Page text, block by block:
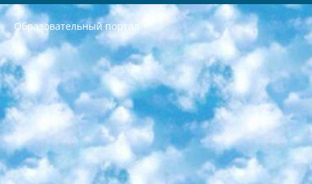
Образовательный портал
РЕСПУБЛИКА УЗБЕКИСТАН МИНИСТРЕРСТВО ДОШКОЛЬНОГО И ШКОЛЬНОГО ОБРАЗОВАНИЯ КОМАНДА в общеобразовательных учреждениях в 2023-2024 учебном году организация и проведение итоговой государственной аттестации обучающихся о Министра дошкольного и школьного образования Республики Узбекистан от 4 марта 2008 года (постановлением Минюста от 20 марта 2008 года № 1778 государственной регистрации) «Итоговое состояние учащихся общего среднего образования на основании положения об утверждении положения об аттестации общего среднего образования выпускной экзамен студентов в образовательных учреждениях в 2023-2024 учебном году В целях организации и прохождения аттестации приказываю: 1. Следующее: перечень предметов, по которым будет проводиться итоговая государственная аттестация и экзамен формы перевода согласно приложению 1; сертификаты международного образца, оценивающие уровень владения иностранными языками перечень согласно приложению 2; 2. Педагогический при специализированных образовательных учреждениях. научно-практический центр квалификации и международной оценки (Д.Давидова) 2024 г. До 25 марта: задания по предметам, по которым будет проводиться итоговая аттестация разработка и утверждение технических условий; итоговая аттестация на основании разработанного предметного задания разработка вопросов по предметам (устно и письменно), экзамен передача; общеобразовательные средние школы и специальные учебные заведения учащиеся выпускных классов школ и интернатов в агентской системе подготовка базы данных экзаменационных материалов и критериев оценки; перевод базы экзаменационных материалов на все языки обучения подать в Республиканский образовательный центр для изготовления; варианты экзаменов на основе разработанных контрольных материалов пусть будут поставлены задачи формирования. 3. Республиканский образовательный центр (Ш.Худайкулов) до 5 апреля 2024 года. до: база данных предоставленных экзаменационных материалов на все языки обучения перевод и экспертиза; для слепых, слабовидящих, глухих, слабослышащих и умственно отсталых детей учащиеся выпускных классов специализированных школ и школ-интернатов база данных экзаменационных материалов на всех преподаваемых языках подготовка критериев оценки; специализированные школы для умственно отсталых детей и технологии для учащихся выпускных классов школ-интернатов разработка соответствующих рекомендаций и критериев проведения ЕГЭ по естествознанию давать задания. 4. Педагогический при специализированных образовательных учреждениях. Научно-практический центр навыков и международной оценки (Д.Давидова), Республика образовательный центр (Худайкулов Ш.) итоговый государственный аттестационный экзамен ориентирован на творческое и логическое мышление при подготовке базы материалов учитывать введение заданий. 5. Следует отметить, что: сертификат государственного образца о знании общеобразовательного предмета и как минимум национальный уровень B1 по предметам на иностранных языках, указанным в Приложении 2. или международно признанный сертификат эквивалентного уровня студенты, изучающие определенный предмет, освобождаются от экзамена; по соответствующим предметам запланирована итоговая государственная аттестация за день до дня, путем жеребьевки Рабочей группой (в письменной форме по предметам, проводимым в форме) из числа сформированных вариантов выбрано 2 варианта; 2 выбранных варианта экзамена анонсированы на официальном сайте министерства и все выпускники по всей стране на основе этих вариантов проводит итоговую государственную аттестацию. 6. Государственное образование учащихся средних общеобразовательных учреждений. знания в соответствии с квалификационными требованиями, которые необходимо приобрести на основании стандартов итоговый (выпускной) контроль для 9 и 11 классов в целях тестирования Экзамены (далее – экзамены) состоят из предметов, перечисленных в приложении 1. будет сделано. 7. Экзамены пройдут с 26 мая по 15 июня 2024 г. (кроме науки физического воспитания). 8. Физическая для учащихся 9 классов общесредних образовательных учреждений. Экзамены по предмету «Образование, квалификация медицина» 1-6 мая 2024 года. сотрудники перевести под присмотр (с отклонениями в физическом или умственном развитии) специализированная школа для детей, школы-интернаты и со сколиозом школы-интернаты санаторного типа для больных детей исключены). 9. Он был слепым, слабовидящим и имел нарушения опорно-двигательного аппарата. экзамены в специализированных школах и интернатах для детей должны проводиться исходя из требований, предъявляемых к общеобразовательным учреждениям (физкультура кроме науки). 10. Специализированная школа для глухих и слабослышащих детей. и экзамены в интернатах и быть реализован в виде письменного теста по математике. 11. Специальность для умственно отсталых детей. Для 9 класса Родной язык и литературное письмо Государственный язык (язык обучения – узбекский). для неклассов) написано Математическое письмо Письменная/устная история Узбекистана Физическое воспитание практично Итоговый контроль Для 11 класса Написание родного языка и литературы (эссе) Математическое письмо Узбекский язык (обучение на узбекском языке) не посещающее общее среднее образование для учреждений)/Образовательное учреждение выбор письменный и устный Иностранный язык письменный/устный Письменная/устная история Узбекистана *По выбору студента:  Химия  Физика  Основы государственного права  География 10 бесплатных образовательных ресурсов - Мы составили подборку онлайн-проектов с интерактивными упражнениями, видеолекциями и статьями. Они помогут вам обрести новые и освежить старые знания бесплатно. 1. «ИНТУИТ» Старейшая образовательная площадка Рунета. Здесь вы найдёте сотни текстовых и видеокурсов на десятки различных тем — от программирования до психологии. Многие курсы подготовлены российскими университетами и крупными международными компаниями вроде Intel и Microsoft. Самостоятельное обучение бесплатное, но желающие могут оплатить услуги персональных наставников. 2. «Смартия» знакомит с актуальными профессиями и подсказывает, как им обучаться. Выбрав заинтересовавшую вас специальность — SMM-специалист, фотограф, веб-дизайнер или другую, — увидите список необходимых для неё умений. Чтобы вы могли освоить их самостоятельно, для каждого умения площадка отображает подборку ссылок на учебные материалы. Хотя «Смартия» ориентируется на русскоязычную аудиторию, часть контента всё же доступна только на английском. 3. «Лекторий Физтеха» Проект Московского физико-технического института (Физтеха). С его помощью вы можете смотреть онлайн серии лекций, записанные на видео в этом вузе. В числе доступных предметов — физика, биология, химия, информационные технологии и другие. К некоторым лекциям администрация ресурса прилагает готовые конспекты, которые можно скачивать в PDF-формате. 4. ITMOcourses Онлайн-площадка Санкт-Петербургского национального исследовательского университета информационных технологий, механики и оптики (ИТМО). Ресурс предоставляет свободный доступ к курсам, разработанным в этом вузе. Каталог материалов разбит на четыре категории: «Оптические системы и технологии», «Приборостроение и робототехника», «Информационные технологии» и «Биотехнологии». Курсы состоят из видеолекций, интерактивных демонстраций и заданий. 5. «КиберЛенинка» Электронная научная библиотека открытого доступа. Каталог площадки регулярно обрастает текстами статей из различных научных изданий. Сгруппированные по журналам и рубрикам публикации можно читать онлайн или скачивать целиком в PDF-формате. Проект нацелен на популяризацию науки за счёт открытого доступа к качественной информации. 6. «ПостНаука» На этом ресурсе публикуют подборки видеолекций, составленные экспертами из разных отраслей и объединённые общими темами. Среди них, к примеру, есть серии «Биоинформатика и геномика», «Культура средневековой Скандинавии» и Cinema Studies о теории кино. Каждая подборка лекций — логически связанная история, рассказанная экспертом от первого лица. Кроме того, на сайте появляются научно-образовательные статьи и тесты на разные темы. 7. «Newочём» Команда проекта «Newочём» отбирает самые интересные тексты из англоязычных СМИ и переводит те из них, за которые голосуют участники сообщества «ВКонтакте». По большей части это научно-популярные статьи. Редакторы придумывают лишь заголовки, в остальном содержание переводов соответствует оригиналам. Полные тексты можно читать прямо в социальной сети. 8. InternetUrok Онлайн-база материалов по основным дисциплинам школьной программы. Информация на сайте структурирована по классам, предметам и темам (урокам). Каждый урок состоит из видеолекций и конспектов. Есть также интерактивные тренажёры и тесты для закрепления пройденного материала. Даже если вы давно окончили школу, возможность повторить программу старших классов всегда может пригодиться. 9. Edutainme Ещё один ресурс об образовании. В отличие от Newtonew, как мне кажется, Edutainme больше ориентируется на представителей индустрии: педагогов, предпринимателей, разработчиков образовательных проектов. Но и любой, кто просто стремится к саморазвитию, найдёт на сайте много полезного и интересного для себя. Например, информацию о новых курсах и образовательных сервисах. 10. Newtonew Онлайн-медиа об образовании и обучении в широком смысле. Авторы Newtonew пишут об инструментах, заведениях, тактиках и стратегиях, которые помогают учить других и получать новые знания самостоятельно. На этой площадке вы найдёте новости, обзоры, аналитические мат